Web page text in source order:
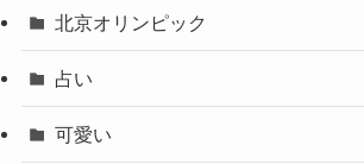
北京オリンピック
占い
可愛い